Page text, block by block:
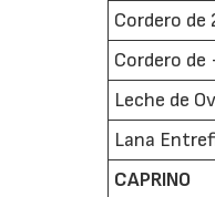
Cordero de
Cordero de
Leche de
Lana
CAPRINO